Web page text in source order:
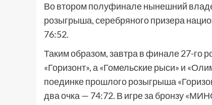
Во втором полуфинале нынешний
розыгрыша, серебряного призера
76:52.
Таким образом, завтра в финале 27-го
«Горизонт», а «Гомельские рыси» и
поединке прошлого розыгрыша
два очка — 74:72. В игре за бронзу